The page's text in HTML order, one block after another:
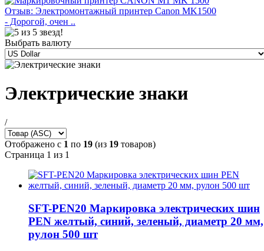
Отзыв: Электромонтажный принтер Canon MK1500
- Дорогой, очен ..
Выбрать валюту
Электрические знаки
/
Отображено с 1 по 19 (из 19 товаров)
Страница 1 из 1
SFT-PEN20 Маркировка электрических шин
PEN желтый, синий, зеленый, диаметр 20 мм,
рулон 500 шт